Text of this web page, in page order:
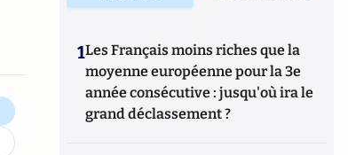
1Les Français moins riches que la
moyenne européenne pour la 3e
année consécutive : jusqu'où ira le
grand déclassement ?